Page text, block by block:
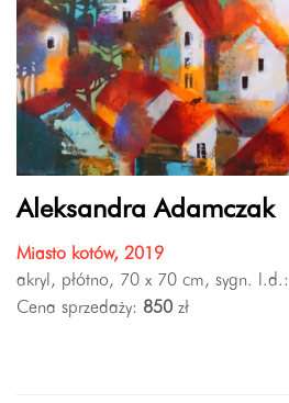
Aleksandra Adamczak
Miasto kotów, 2019
akryl, płótno, 70 x 70 cm, sygn. l.d.:
Cena sprzedaży: 850 zł